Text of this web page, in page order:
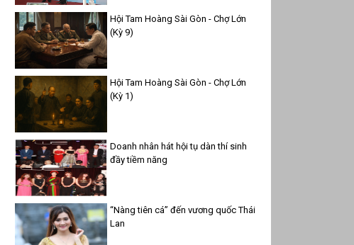
Hội Tam Hoàng Sài Gòn - Chợ Lớn
(Kỳ 9)
Hội Tam Hoàng Sài Gòn - Chợ Lớn
(Kỳ 1)
Doanh nhân hát hội tụ dàn thí sinh
đầy tiềm năng
“Nàng tiên cá” đến vương quốc Thái
Lan